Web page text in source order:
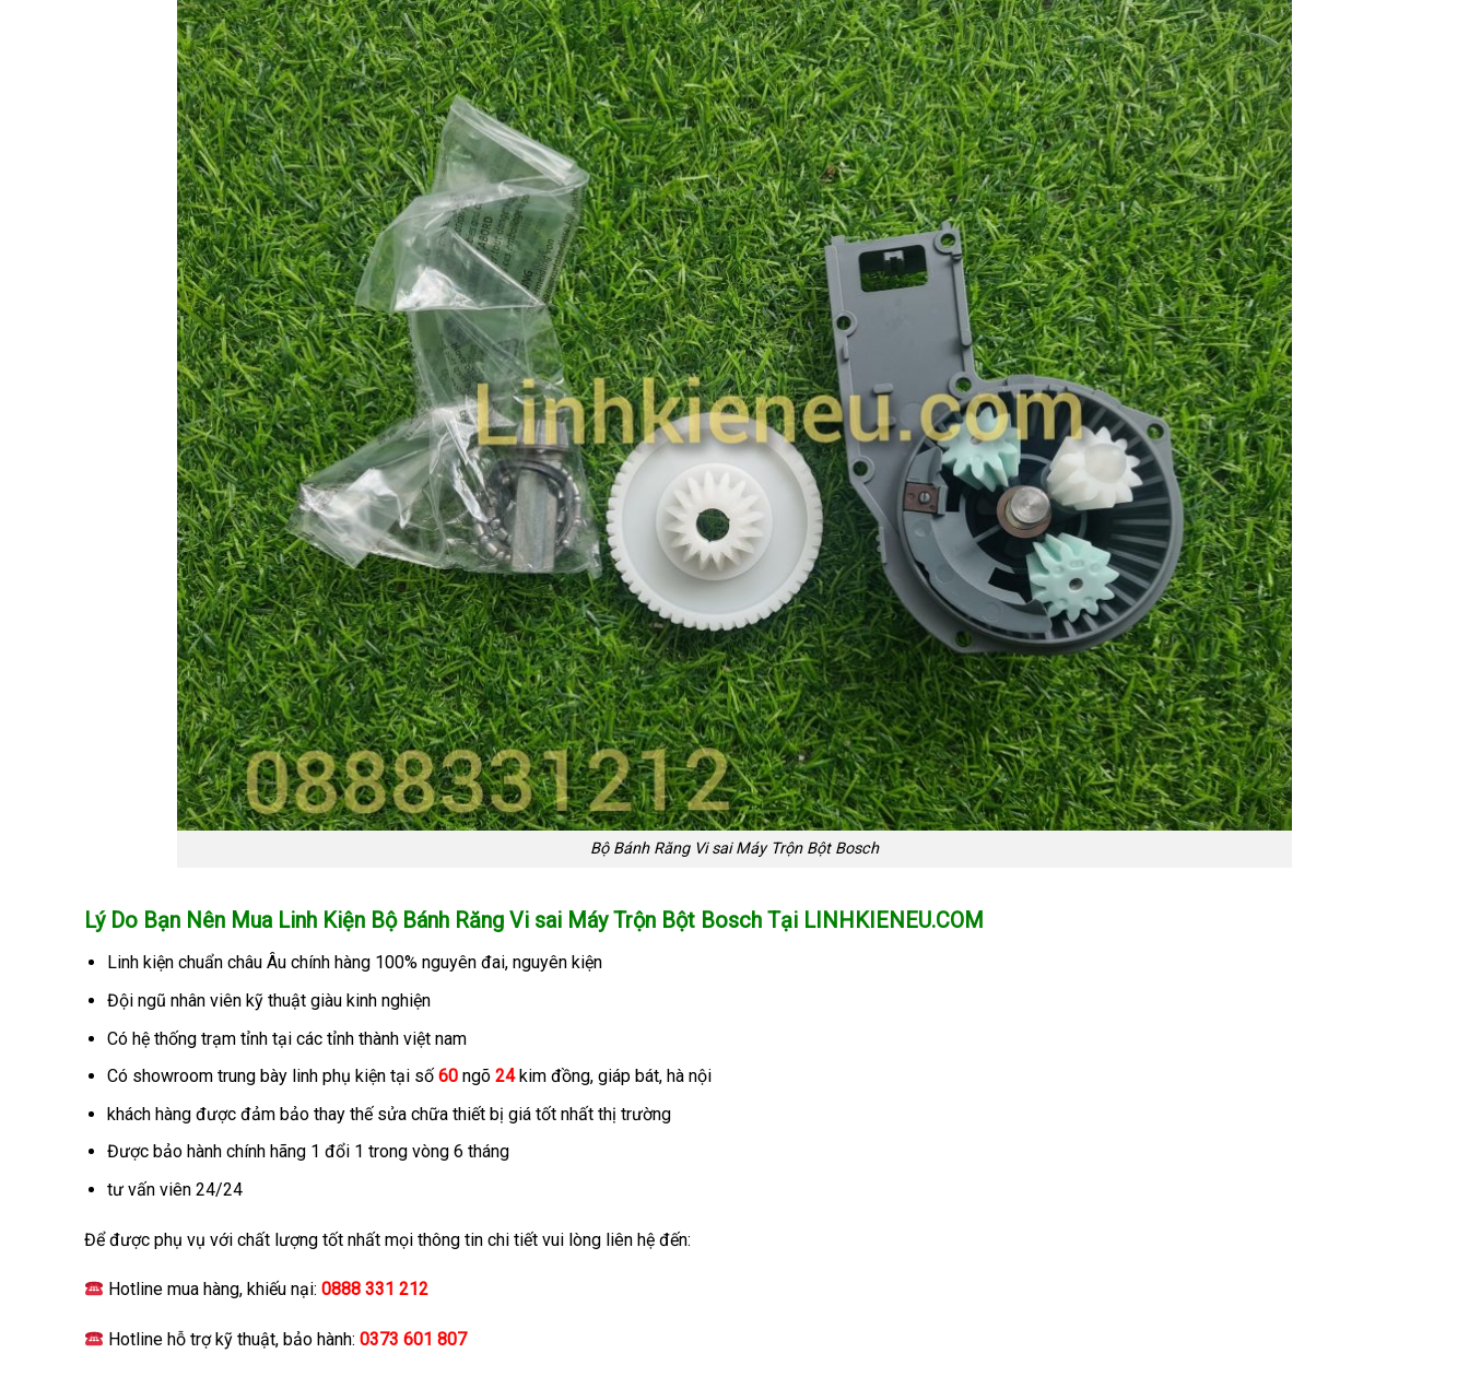
Bộ Bánh Răng Vi sai Máy Trộn Bột Bosch
Lý Do Bạn Nên Mua Linh Kiện Bộ Bánh Răng Vi sai Máy Trộn Bột Bosch Tại LINHKIENEU.COM
Linh kiện chuẩn châu Âu chính hàng 100% nguyên đai, nguyên kiện
Đội ngũ nhân viên kỹ thuật giàu kinh nghiện
Có hệ thống trạm tỉnh tại các tỉnh thành việt nam
Có showroom trung bày linh phụ kiện tại số 60ngõ 24kim đồng, giáp bát, hà nội
khách hàng được đảm bảo thay thế sửa chữa thiết bị giá tốt nhất thị trường
Được bảo hành chính hãng 1 đổi 1 trong vòng 6 tháng
tư vấn viên 24/24
Để được phụ vụ với chất lượng tốt nhất mọi thông tin chi tiết vui lòng liên hệ đến:
Hotline mua hàng, khiếu nại:0888 331 212
Hotline hỗ trợ kỹ thuật, bảo hành:0373 601 807